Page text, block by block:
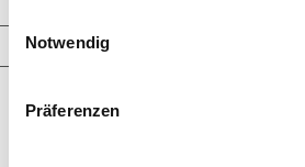
Notwendig
Präferenzen
Highlights
Latest Creations
Larimar